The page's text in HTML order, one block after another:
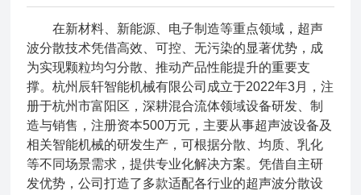
在新材料、新能源、电子制造等重点领域，超声
波分散技术凭借高效、可控、无污染的显著优势，成
为实现颗粒均匀分散、推动产品性能提升的重要支
撑。杭州辰轩智能机械有限公司成立于2022年3月，注
册于杭州市富阳区，深耕混合流体领域设备研发、制
造与销售，注册资本500万元，主要从事超声波设备及
相关智能机械的研发生产，可根据分散、均质、乳化
等不同场景需求，提供专业化解决方案。凭借自主研
发优势，公司打造了多款适配各行业的超声波分散设